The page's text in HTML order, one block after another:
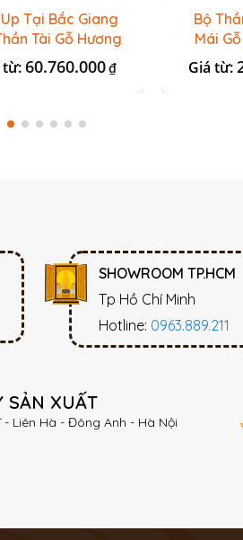
Tại Bắc Giang
Tài Gỗ Hương
Đá Onix Vàng
từ:60.760.000₫
Bộ
Mái
Giá từ:
SHOWROOM TP.HCM
Tp Hồ Chí Minh
Hotline: 0963.889.211
SẢN XUẤT
Liên Hà - Đông Anh - Hà Nội